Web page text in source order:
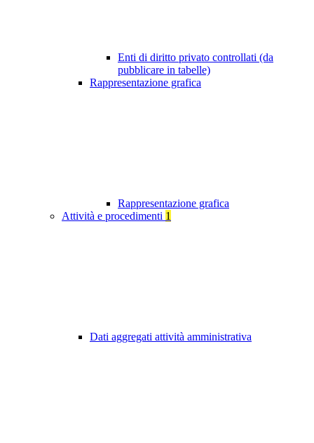
Enti di diritto privato controllati (da
pubblicare in tabelle)
Rappresentazione grafica
Rappresentazione grafica
Attività e procedimenti 1
Dati aggregati attività amministrativa